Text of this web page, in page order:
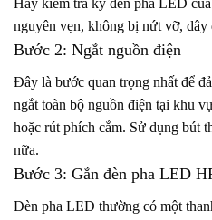
Hãy kiểm tra kỹ đèn pha LED
nguyên vẹn, không bị nứt vỡ,
Bước 2: Ngắt nguồn điện
Đây là bước quan trọng nhất để
ngắt toàn bộ nguồn điện tại khu
hoặc rút phích cắm. Sử dụng bút
nữa.
Bước 3: Gắn đèn pha LED
Đèn pha LED thường có một